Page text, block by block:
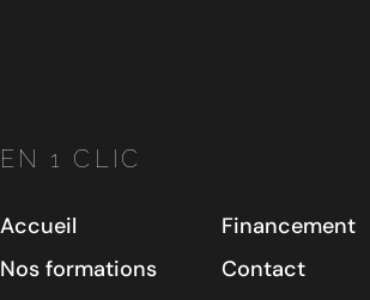
EN 1 CLIC
Accueil
Nos formations
Financement
Contact